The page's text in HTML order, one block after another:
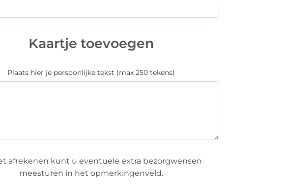
Kaartje toevoegen
Plaats hier je persoonlijke tekst (max 250 tekens)
afrekenen kunt u eventuele extra bezorgwensen
meesturen in het opmerkingenveld.